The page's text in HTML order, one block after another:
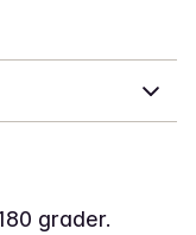
grader.